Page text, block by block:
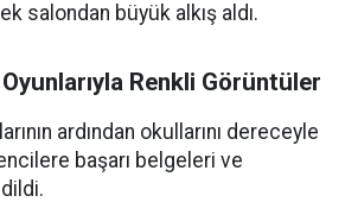
salondan büyük alkış aldı.
Renkli Görüntüler
ardından okullarını dereceyle
başarı belgeleri ve